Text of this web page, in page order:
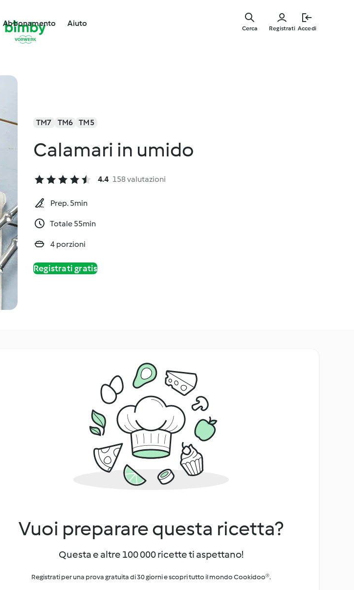
Abbonamento Aiuto
Registrati Accedi
Cerca
TM7 TM6 TM5
Calamari in umido
4.4 158 valutazioni
Prep. 5min
Totale 55min
4 porzioni
Registrati gratis
Vuoi preparare questa ricetta?
Questa e altre 100 000 ricette ti aspettano!
Registrati per una prova gratuita di 30 giorni e scopri tutto il mondo Cookidoo®.